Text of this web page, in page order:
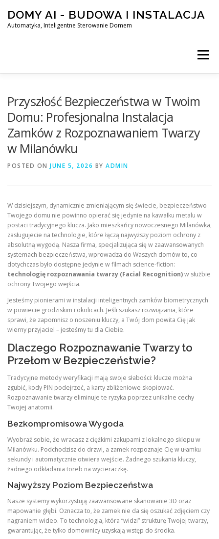
content
DOMY AI - BUDOWA I INSTALACJA
Automatyka, Inteligentne Sterowanie Domem
Menu
SMART DOM AI – AUTOMATYKA, INTELIGENTNE
BLOG KONTAKT
Przyszłość Bezpieczeństwa w Twoim
Domu: Profesjonalna Instalacja
Zamków z Rozpoznawaniem Twarzy
w Milanówku
POSTED ON JUNE 5, 2026 BY ADMIN
W dzisiejszym, dynamicznie zmieniającym się świecie, bezpieczeństwo
Twojego domu nie powinno opierać się jedynie na kawałku metalu w
postaci tradycyjnego klucza. Jako mieszkańcy nowoczesnego Milanówka,
zasługujecie na technologie, które łączą najwyższy poziom ochrony z
absolutną wygodą. Nasza firma, specjalizująca się w zaawansowanych
systemach bezpieczeństwa, wprowadza do Waszych domów to, co
dotychczas było dostępne jedynie w filmach science-fiction:
technologię rozpoznawania twarzy (Facial Recognition)w służbie
ochrony Twojego wejścia.
Jesteśmy pionierami w instalacji inteligentnych zamków biometrycznych
w powiecie grodziskim i okolicach. Jeśli szukasz rozwiązania, które
sprawi, że zapomnisz o noszeniu kluczy, a Twój dom powita Cię jak
wierny przyjaciel – jesteśmy tu dla Ciebie.
Dlaczego Rozpoznawanie Twarzy to
Przełom w Bezpieczeństwie?
Tradycyjne metody weryfikacji mają swoje słabości: klucze można
zgubić, kody PIN podejrzeć, a karty zbliżeniowe skopiować.
Rozpoznawanie twarzy eliminuje te ryzyka poprzez unikalne cechy
Twojej anatomii.
Bezkompromisowa Wygoda
Wyobraź sobie, że wracasz z ciężkimi zakupami z lokalnego sklepu w
Milanówku. Podchodzisz do drzwi, a zamek rozpoznaje Cię w ułamku
sekundy i automatycznie otwiera wejście. Żadnego szukania kluczy,
żadnego odkładania toreb na wycieraczkę.
Najwyższy Poziom Bezpieczeństwa
Nasze systemy wykorzystują zaawansowane skanowanie 3D oraz
mapowanie głębi. Oznacza to, że zamek nie da się oszukać zdjęciem czy
nagraniem wideo. To technologia, która “widzi” strukturę Twojej twarzy,
gwarantując, że tylko domownicy uzyskają wstęp do środka.